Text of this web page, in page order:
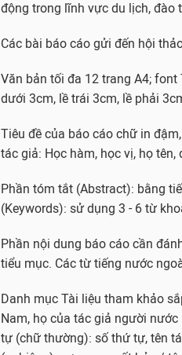
động trong lĩnh vực du lịch, đào
Các bài báo cáo gửi đến hội
Văn bản tối đa 12 trang A4; font
dưới 3cm, lề trái 3cm, lề phải
Tiêu đề của báo cáo chữ in
tác giả: Học hàm, học vị, họ
Phần tóm tắt (Abstract): bằng
(Keywords): sử dụng 3 - 6 từ
Phần nội dung báo cáo cần
tiểu mục. Các từ tiếng nước
Danh mục Tài liệu tham khảo
Nam, họ của tác giả người
tự (chữ thường): số thứ tự, tên